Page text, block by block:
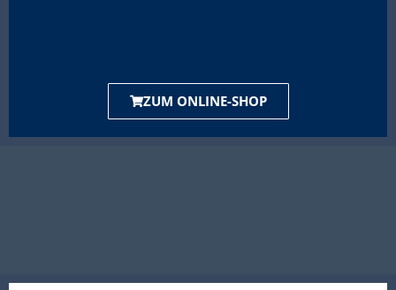
ZUM ONLINE-SHOP